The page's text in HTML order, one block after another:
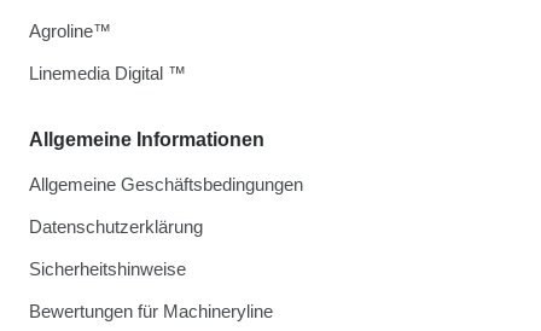
Allgemeine Informationen
Allgemeine Geschäftsbedingungen
Datenschutzerklärung
Sicherheitshinweise
Bewertungen für Machineryline
Agroline™
Linemedia Digital ™